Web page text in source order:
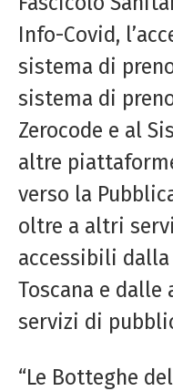
Info-Covid,
sistema di
sistema di
Zerocode e al
altre
verso la
oltre a altri
accessibili
Toscana e
servizi di
“Le Botteghe